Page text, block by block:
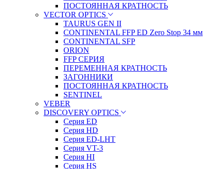
ПОСТОЯННАЯ КРАТНОСТЬ
VECTOR OPTICS
TAURUS GEN II
CONTINENTAL FFP ED Zero Stop 34 мм
CONTINENTAL SFP
ORION
FFP СЕРИЯ
ПЕРЕМЕННАЯ КРАТНОСТЬ
ЗАГОННИКИ
ПОСТОЯННАЯ КРАТНОСТЬ
SENTINEL
VEBER
DISCOVERY OPTICS
Серия ED
Серия HD
Серия ED-LHT
Серия VT-3
Серия HI
Серия HS